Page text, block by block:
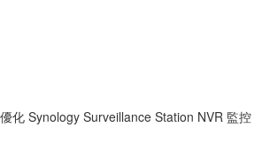
化 Synology Surveillance Station NVR 監控